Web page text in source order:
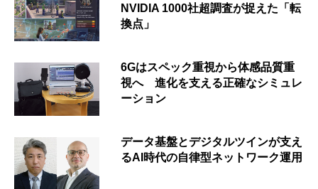
NVIDIA 1000社超調査が捉えた「転
換点」
6Gはスペック重視から体感品質重
視へ 進化を支える正確なシミュレ
ーション
データ基盤とデジタルツインが支え
るAI時代の自律型ネットワーク運用